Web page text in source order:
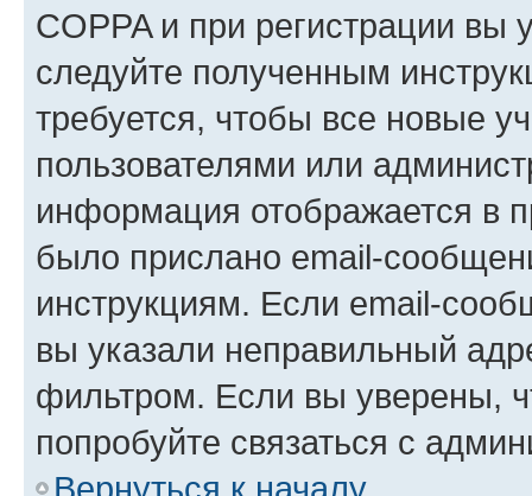
COPPA и при регистрации вы
следуйте полученным
требуется, чтобы все новые
пользователями или
информация отображается в
было прислано email-
инструкциям. Если email-
вы указали неправильный
фильтром. Если вы уверены,
попробуйте связаться с
Вернуться к началу